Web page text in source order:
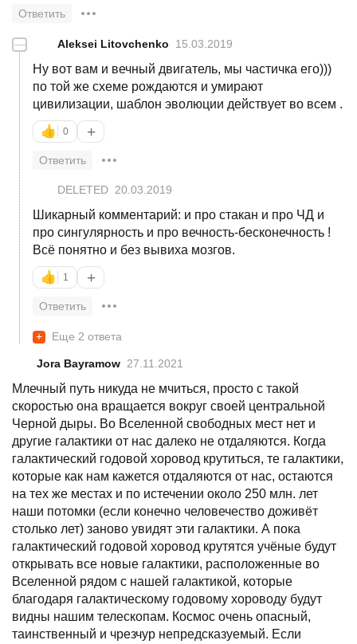
Ответить
— Aleksei Litovchenko 15.03.2019
Ну вот вам и вечный двигатель, мы частичка его)))
по той же схеме рождаются и умирают
цивилизации, шаблон эволюции действует во всем .
👍 0 +
Ответить
DELETED 20.03.2019
Шикарный комментарий: и про стакан и про ЧД и
про сингулярность и про вечность-бесконечность !
Всё понятно и без вывиха мозгов.
👍 1 +
Ответить
+ Еще 2 ответа
Jora Bayramow 27.11.2021
Млечный путь никуда не мчиться, просто с такой
скоростью она вращается вокруг своей центральной
Черной дыры. Во Вселенной свободных мест нет и
другие галактики от нас далеко не отдаляются. Когда
галактический годовой хоровод крутиться, те галактики,
которые как нам кажется отдаляются от нас, остаются
на тех же местах и по истечении около 250 млн. лет
наши потомки (если конечно человечество доживёт
столько лет) заново увидят эти галактики. А пока
галактический годовой хоровод крутятся учёные будут
открывать все новые галактики, расположенные во
Вселенной рядом с нашей галактикой, которые
благодаря галактическому годовому хороводу будут
видны нашим телескопам. Космос очень опасный,
таинственный и чрезчур непредсказуемый. Если